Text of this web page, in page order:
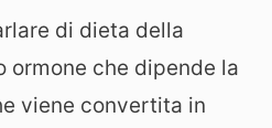
di dieta della
ormone che dipende la
viene convertita in